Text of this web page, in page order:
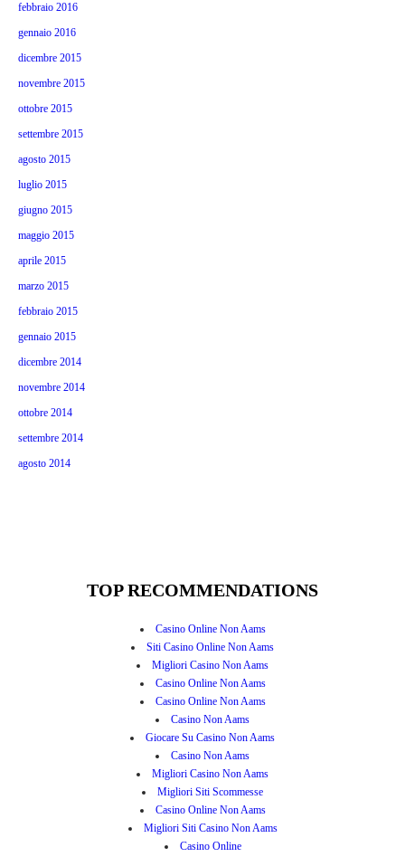
febbraio 2016
gennaio 2016
dicembre 2015
novembre 2015
ottobre 2015
settembre 2015
agosto 2015
luglio 2015
giugno 2015
maggio 2015
aprile 2015
marzo 2015
febbraio 2015
gennaio 2015
dicembre 2014
novembre 2014
ottobre 2014
settembre 2014
agosto 2014
TOP RECOMMENDATIONS
Casino Online Non Aams
Siti Casino Online Non Aams
Migliori Casino Non Aams
Casino Online Non Aams
Casino Online Non Aams
Casino Non Aams
Giocare Su Casino Non Aams
Casino Non Aams
Migliori Casino Non Aams
Migliori Siti Scommesse
Casino Online Non Aams
Migliori Siti Casino Non Aams
Casino Online